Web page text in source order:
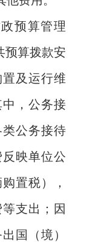
预算管理
预算拨款安
及运行维
，公务接
公务接待
映单位公
置税），
支出；因
国（境）